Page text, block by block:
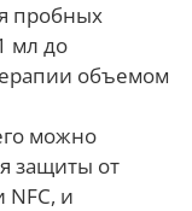
пробных
мл до
объемом
можно
защиты от
и